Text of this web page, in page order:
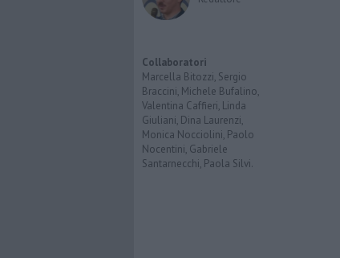
Collaboratori
Marcella Bitozzi, Sergio
Braccini, Michele Bufalino,
Valentina Caffieri, Linda
Giuliani, Dina Laurenzi,
Monica Nocciolini, Paolo
Nocentini, Gabriele
Santarnecchi, Paola Silvi.